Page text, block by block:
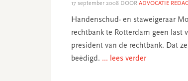
17 september 2008 DOOR ADVOCATIE
Handenschud- en staweigeraar
rechtbank te Rotterdam geen last
president van de rechtbank. Dat
beëdigd. ... lees verder